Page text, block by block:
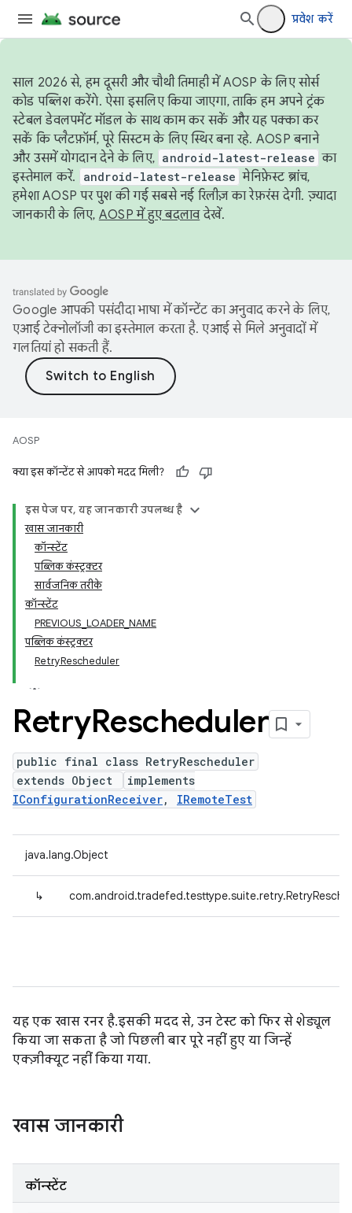
प्रवेश करें
साल 2026 से, हम दूसरी और चौथी तिमाही में AOSP के लिए सोर्स
कोड पब्लिश करेंगे. ऐसा इसलिए किया जाएगा, ताकि हम अपने ट्रंक
स्टेबल डेवलपमेंट मॉडल के साथ काम कर सकें और यह पक्का कर
सकें कि प्लैटफ़ॉर्म, पूरे सिस्टम के लिए स्थिर बना रहे. AOSP बनाने
और उसमें योगदान देने के लिए, android-latest-release का
इस्तेमाल करें.
android-latest-release मेनिफ़ेस्ट ब्रांच,
हमेशा AOSP पर पुश की गई सबसे नई रिलीज़ का रेफ़रंस देगी. ज़्यादा
जानकारी के लिए, AOSP में हुए बदलावदेखें.
Google आपकी पसंदीदा भाषा में कॉन्टेंट का अनुवाद करने के लिए,
एआई टेक्नोलॉजी का इस्तेमाल करता है. एआई से मिले अनुवादों में
गलतियां हो सकती हैं.
AOSP
क्या इस कॉन्टेंट से आपको मदद मिली?
इस पेज पर, यह जानकारी उपलब्ध है
खास जानकारी
कॉन्स्टेंट
पब्लिक कंस्ट्रक्टर
सार्वजनिक तरीके
कॉन्स्टेंट
PREVIOUS_LOADER_NAME
पब्लिक कंस्ट्रक्टर
RetryRescheduler
RetryRescheduler
public final class RetryRescheduler
extends Object
implements
IConfigurationReceiver, IRemoteTest
java.lang.Object
↳
यह एक खास रनर है. इसकी मदद से, उन टेस्ट को फिर से शेड्यूल
किया जा सकता है जो पिछली बार पूरे नहीं हुए या जिन्हें
एक्ज़ीक्यूट नहीं किया गया.
खास जानकारी
कॉन्स्टेंट